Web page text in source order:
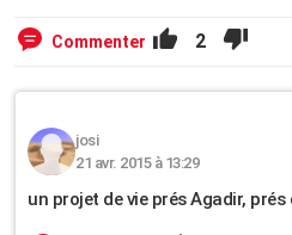
Commenter 2
josi
21 avr. 2015 à 13:29
un projet de vie prés Agadir,